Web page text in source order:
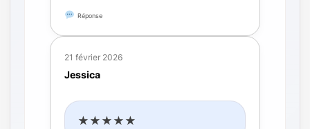
Réponse
21 février 2026
Jessica
★★★★★